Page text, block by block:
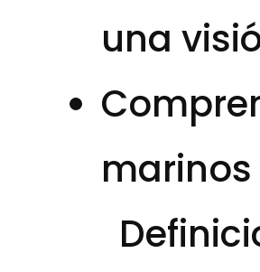
una
marinos